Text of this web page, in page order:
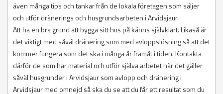
även många tips och tankar från de lokala företagen som säljer
och utför dränerings och husgrundsarbeten i Arvidsjaur.
Att ha en bra grund att bygga sitt hus på känns självklart. Likaså är
det viktigt med såväl dränering som med avloppslösning så att det
kommer fungera som det ska i många år framåt i tiden. Kontakta
därför de som har material och utför själva arbetet när det gäller
såväl husgrunder i Arvidsjaur som avlopp och dränering i
Arvidsjaur med omnejd så ska du se att du får ett resultat som du